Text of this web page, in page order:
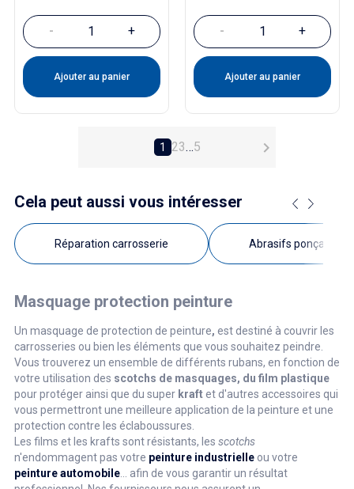
- +
Ajouter au panier
- +
Ajouter au panier
1 23…5 
Cela peut aussi vous intéresser
Réparation carrosserie Abrasifs ponçage et
Masquage protection peinture
Un masquage de protection de peinture, est destiné à couvrir les
carrosseries ou bien les éléments que vous souhaitez peindre.
Vous trouverez un ensemble de différents rubans, en fonction de
votre utilisation des scotchs de masquages, du film plastique
pour protéger ainsi que du superkraftet d'autres accessoires qui
vous permettront une meilleure application de la peinture et une
protection contre les éclaboussures.
Les films et les krafts sont résistants, les scotchs
n'endommagent pas votre peinture industrielleou votre
peinture automobile... afin de vous garantir un résultat